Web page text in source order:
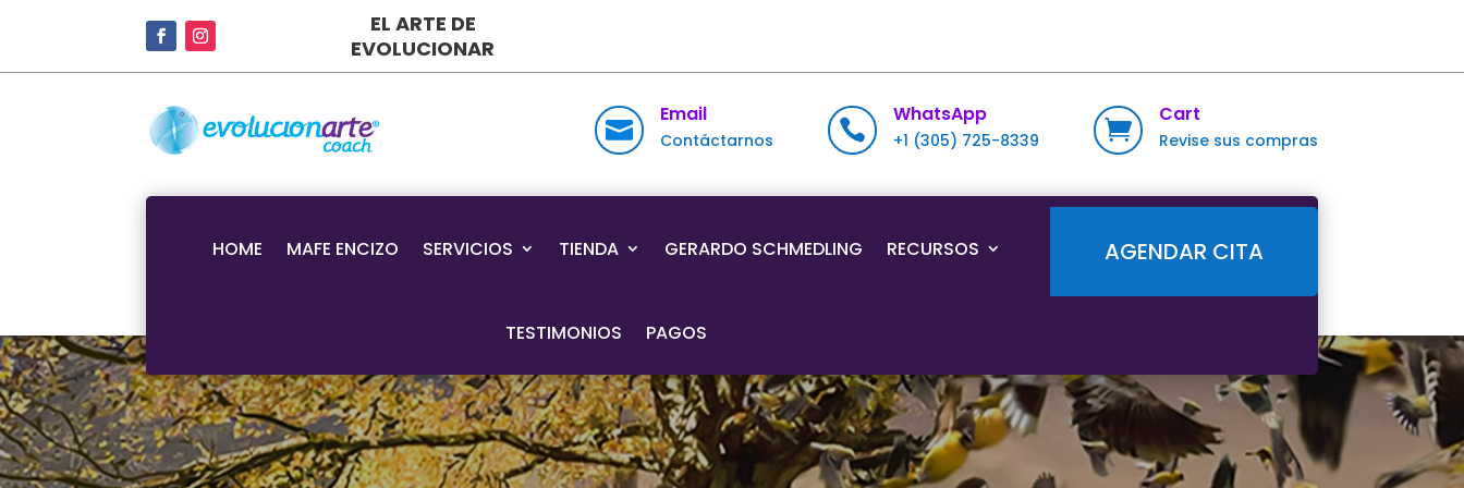
EL ARTE DE
EVOLUCIONAR

Email
Contáctarnos 
WhatsApp
+1 (305) 725-8339 
Cart
Revise sus compras
HOME MAFE ENCIZO SERVICIOS TIENDA GERARDO SCHMEDLING RECURSOS
TESTIMONIOS PAGOS
AGENDAR CITA